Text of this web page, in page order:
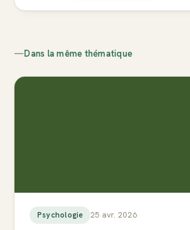
—Dans la même thématique
Psychologie 25 avr. 2026